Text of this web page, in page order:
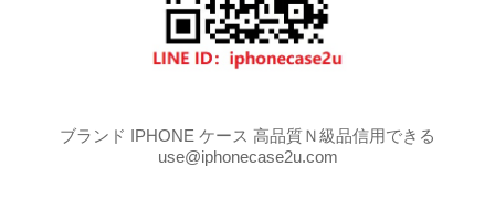
ブランド IPHONE ケース 高品質Ｎ級品信用できる
use@iphonecase2u.com